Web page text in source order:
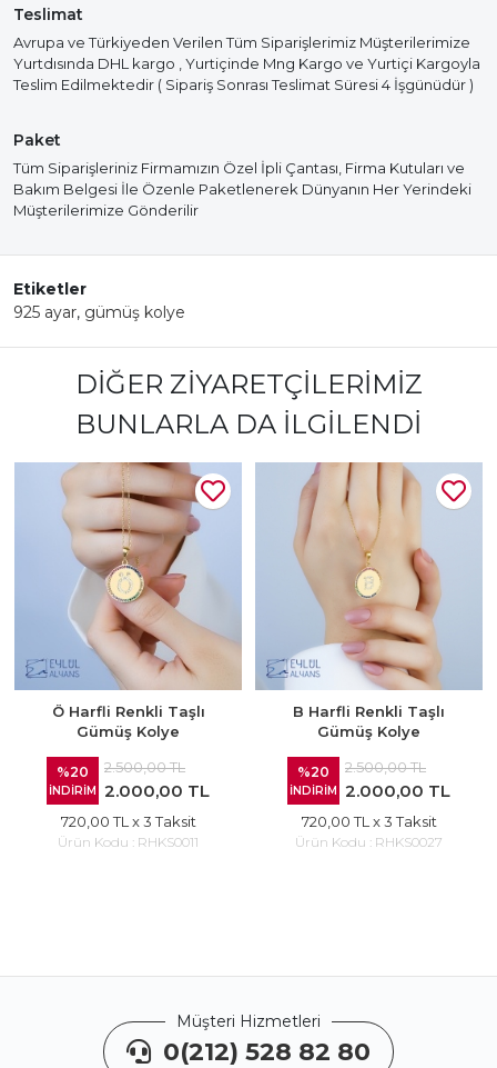
Teslimat
Avrupa ve Türkiyeden Verilen Tüm Siparişlerimiz Müşterilerimize
Yurtdısında DHL kargo , Yurtiçinde Mng Kargo ve Yurtiçi Kargoyla
Teslim Edilmektedir ( Sipariş Sonrası Teslimat Süresi 4 İşgünüdür )
Paket
Tüm Siparişleriniz Firmamızın Özel İpli Çantası, Firma Kutuları ve
Bakım Belgesi İle Özenle Paketlenerek Dünyanın Her Yerindeki
Müşterilerimize Gönderilir
Etiketler
925 ayar, gümüş kolye
DIĞER ZIYARETÇILERIMIZ
BUNLARLA DA İLGILENDI
Ö Harfli Renkli Taşlı
Gümüş Kolye
%20
İNDİRİM
2.500,00 TL
2.000,00 TL
720,00 TL x 3 Taksit
Ürün Kodu : RHKS0011
B Harfli Renkli Taşlı
Gümüş Kolye
%20
İNDİRİM
2.500,00 TL
2.000,00 TL
720,00 TL x 3 Taksit
Ürün Kodu : RHKS0027
Müşteri Hizmetleri
0(212) 528 82 80